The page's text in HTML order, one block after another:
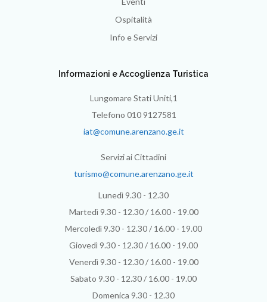
Ospitalità
Info e Servizi
Informazioni e Accoglienza Turistica
Lungomare Stati Uniti,1
Telefono 010 9127581
iat@comune.arenzano.ge.it
Servizi ai Cittadini
turismo@comune.arenzano.ge.it
Lunedì 9.30 - 12.30
Martedì 9.30 - 12.30 / 16.00 - 19.00
Mercoledì 9.30 - 12.30 / 16.00 - 19.00
Giovedì 9.30 - 12.30 / 16.00 - 19.00
Venerdì 9.30 - 12.30 / 16.00 - 19.00
Sabato 9.30 - 12.30 / 16.00 - 19.00
Domenica 9.30 - 12.30